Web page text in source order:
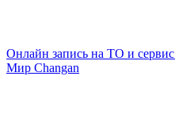
Онлайн запись на ТО и сервис
Мир Changan